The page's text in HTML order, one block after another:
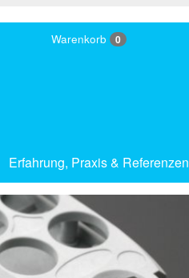
Erfahrung, Praxis & Referenzen
Warenkorb 0